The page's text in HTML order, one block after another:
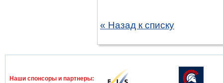
« Назад к списку
Наши спонcоры и партнеры: